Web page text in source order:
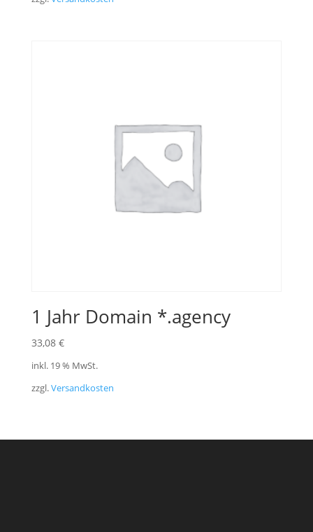
1 Jahr Domain *.agency
33,08 €
inkl. 19 % MwSt.
zzgl.Versandkosten